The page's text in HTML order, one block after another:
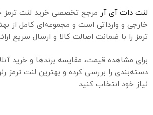
لنت دات آی آر مرجع تخصصی خرید لنت ترمز
خارجی و وارداتی است و مجموعه‌ای کامل از
ترمز را با ضمانت اصالت کالا و ارسال سریع
برای مشاهده قیمت، مقایسه برندها و خرید
دسته‌بندی را بررسی کرده و بهترین لنت ترمز
نیاز خود انتخاب کنید.